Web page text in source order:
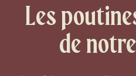
Les
de